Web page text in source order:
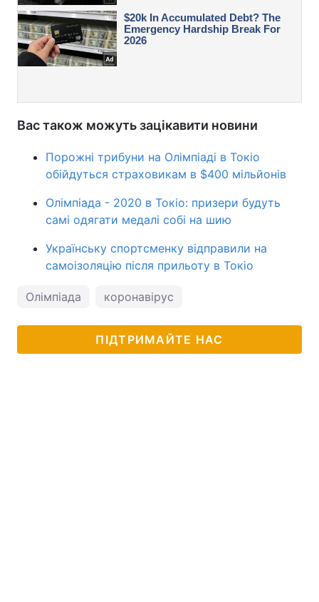
Вас також можуть зацікавити новини
Порожні трибуни на Олімпіаді в Токіо
обійдуться страховикам в $400 мільйонів
Олімпіада - 2020 в Токіо: призери будуть
самі одягати медалі собі на шию
Українську спортсменку відправили на
самоізоляцію після прильоту в Токіо
Олімпіада коронавірус
ПІДТРИМАЙТЕ НАС